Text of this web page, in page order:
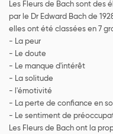
Les Fleurs de Bach sont
par le Dr Edward Bach de
elles ont été classées en 7
- La peur
- Le doute
- Le manque d'intérêt
- La solitude
- l'émotivité
- La perte de confiance en
- Le sentiment de
Les Fleurs de Bach ont la